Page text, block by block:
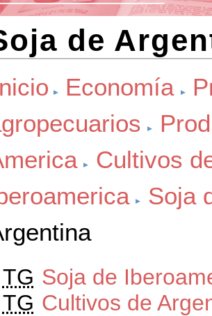
de
Economía
Cultivos
Soja
TG Soja de
TG Cultivos de